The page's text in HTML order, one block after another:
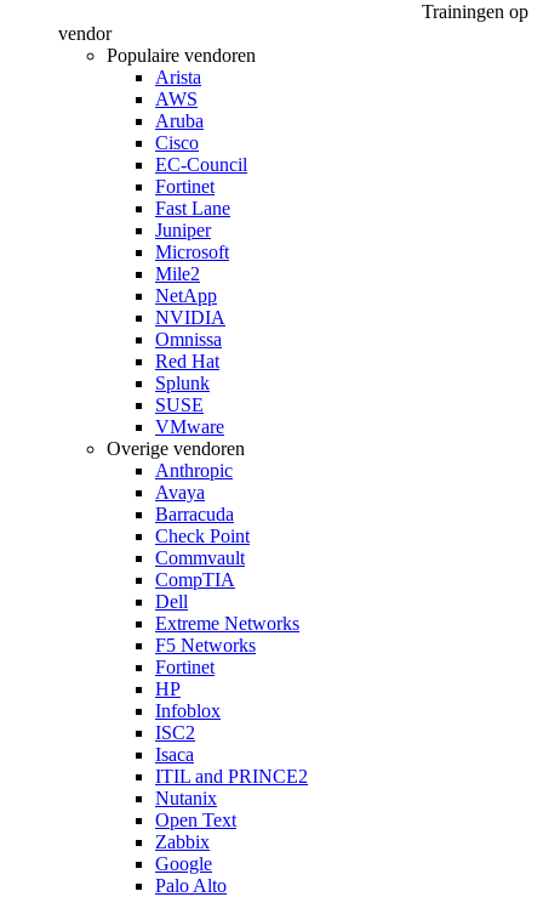
Trainingen op
vendor
Populaire vendoren
Arista
AWS
Aruba
Cisco
EC-Council
Fortinet
Fast Lane
Juniper
Microsoft
Mile2
NetApp
NVIDIA
Omnissa
Red Hat
Splunk
SUSE
VMware
Overige vendoren
Anthropic
Avaya
Barracuda
Check Point
Commvault
CompTIA
Dell
Extreme Networks
F5 Networks
Fortinet
HP
Infoblox
ISC2
Isaca
ITIL and PRINCE2
Nutanix
Open Text
Zabbix
Google
Palo Alto